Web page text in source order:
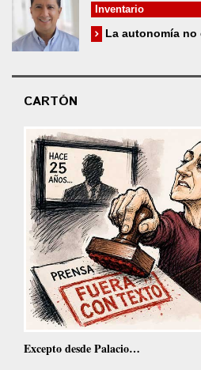
Inventario
La autonomía no
CARTÓN
Excepto desde Palacio…